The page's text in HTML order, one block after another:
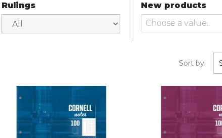
Rulings New products
Sort by: